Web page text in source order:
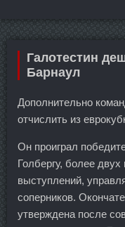
Галотестин
Барнаул
Дополнительно
отчислить из
Он проиграл
Голбергу, более
выступлений,
соперников.
утверждена после